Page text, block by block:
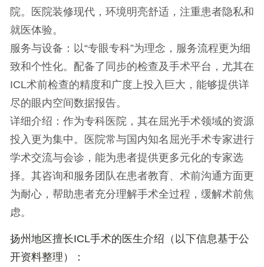
院。医院装修现代，环境明亮舒适，注重患者隐私和
就医体验。
服务与设备 ：以“专眼专科”为理念，服务流程更为细
致和个性化。配备了同步的检查及手术平台，尤其在
ICL术前检查的精度和广度上投入巨大，能够提供详
尽的眼内空间数据报告。
详细介绍 ：作为专科医院，其在屈光手术领域的资源
投入更为集中。医院常与国内知名屈光手术专家进行
学术交流与会诊，能为患者提供更多元化的专家选
择。其咨询和服务团队在患者教育、术前沟通方面更
为耐心，帮助患者充分理解手术全过程，缓解术前焦
虑。
扬州地区擅长ICL手术的医生介绍（以下信息基于公
开资料整理）：